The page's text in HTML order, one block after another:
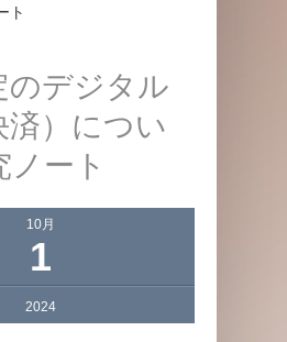
ト
のデジタル
済）につい
ート
10月
1
2024